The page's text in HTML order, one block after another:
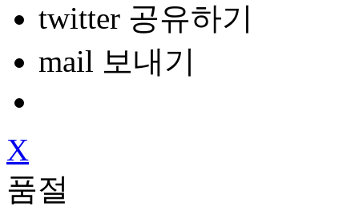
twitter 공유하기
mail 보내기
X
품절